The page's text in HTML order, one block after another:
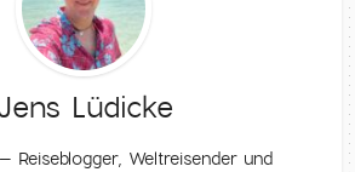
Lüdicke
Reiseblogger, Weltreisender und